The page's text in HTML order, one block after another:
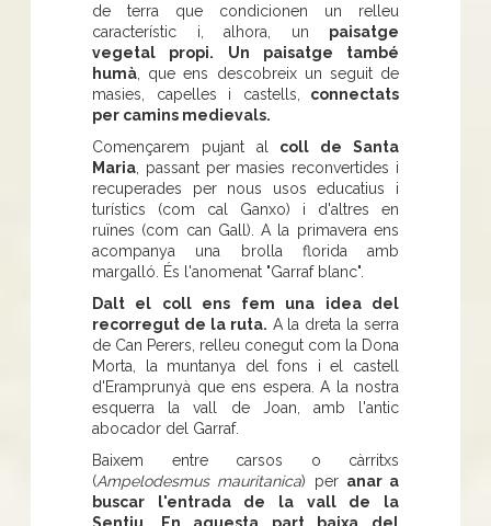
de terra que condicionen un relleu
característic i, alhora, un paisatge
vegetal propi. Un paisatge també
humà , que ens descobreix un seguit de
masies, capelles i castells,
connectats
per camins medievals.
Començarem pujant al coll de Santa
Maria , passant per masies reconvertides i
recuperades per nous usos educatius i
turístics (com cal Ganxo) i d'altres en
ruïnes (com can Gall). A la primavera ens
acompanya una brolla florida amb
margalló. És l'anomenat "Garraf blanc".
Dalt el coll ens fem una idea del
recorregut de la ruta. A la dreta la serra
de Can Perers, relleu conegut com la Dona
Morta, la muntanya del fons i el castell
d'Eramprunyà que ens espera. A la nostra
esquerra la vall de Joan, amb l'antic
abocador del Garraf.
Baixem entre carsos o càrritxs
(Ampelodesmus mauritanica) per anar a
buscar l'entrada de la vall de la
Sentiu. En aquesta part baixa del